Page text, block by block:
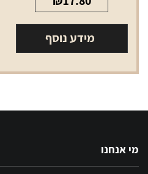
מידע נוסף
מי אנחנו